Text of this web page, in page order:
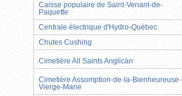
Caisse populaire de Saint-Venant-de-
Paquette
Centrale électrique d'Hydro-Québec
Chutes Cushing
Cimetière All Saints Anglican
Cimetière Assomption-de-la-Bienheureuse-
Vierge-Marie